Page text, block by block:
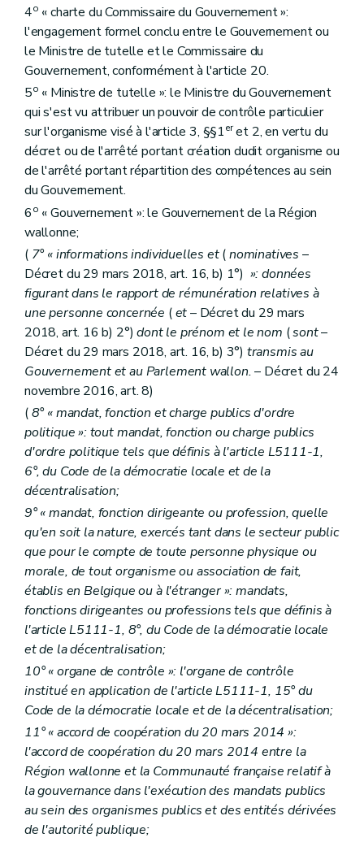
4o « charte du Commissaire du Gouvernement »:
l'engagement formel conclu entre le Gouvernement ou
le Ministre de tutelle et le Commissaire du
Gouvernement, conformément à l'article 20.
5o « Ministre de tutelle »: le Ministre du Gouvernement
qui s'est vu attribuer un pouvoir de contrôle particulier
sur l'organisme visé à l'article 3, §§1eret 2, en vertu du
décret ou de l'arrêté portant création dudit organisme ou
de l'arrêté portant répartition des compétences au sein
du Gouvernement.
6o « Gouvernement »: le Gouvernement de la Région
wallonne;
( 7° « informations individuelles et(nominatives –
Décret du 29 mars 2018, art. 16, b) 1°) »: données
figurant dans le rapport de rémunération relatives à
une personne concernée (et– Décret du 29 mars
2018, art. 16 b) 2°)dont le prénom et le nom (sont–
Décret du 29 mars 2018, art. 16, b) 3°) transmis au
Gouvernement et au Parlement wallon.– Décret du 24
novembre 2016, art. 8)
(8° « mandat, fonction et charge publics d'ordre
politique »: tout mandat, fonction ou charge publics
d'ordre politique tels que définis à l'article L5111-1,
6°, du Code de la démocratie locale et de la
décentralisation;
9° « mandat, fonction dirigeante ou profession, quelle
qu'en soit la nature, exercés tant dans le secteur public
que pour le compte de toute personne physique ou
morale, de tout organisme ou association de fait,
établis en Belgique ou à l'étranger »: mandats,
fonctions dirigeantes ou professions tels que définis à
l'article L5111-1, 8°, du Code de la démocratie locale
et de la décentralisation;
10° « organe de contrôle »: l'organe de contrôle
institué en application de l'article L5111-1, 15° du
Code de la démocratie locale et de la décentralisation;
11° « accord de coopération du 20 mars 2014 »:
l'accord de coopération du 20 mars 2014 entre la
Région wallonne et la Communauté française relatif à
la gouvernance dans l'exécution des mandats publics
au sein des organismes publics et des entités dérivées
de l'autorité publique;